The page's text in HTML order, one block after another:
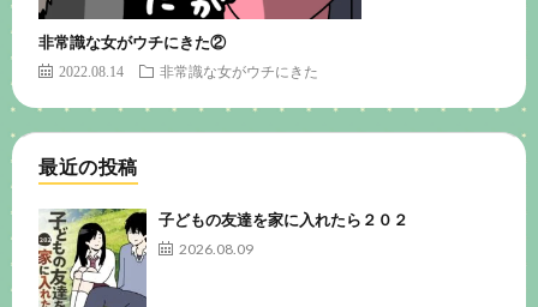
非常識な女がウチにきた②
2022.08.14 非常識な女がウチにきた
最近の投稿
子どもの友達を家に入れたら２０２
2026.08.09